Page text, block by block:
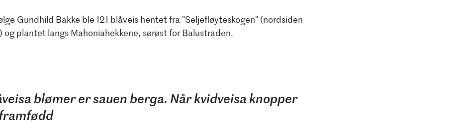
Gundhild Bakke ble 121 blåveis hentet fra "Seljefløyteskogen" (nordsiden
og plantet langs Mahoniahekkene, sørøst for Balustraden.
blømer er sauen berga. Når kvidveisa knopper